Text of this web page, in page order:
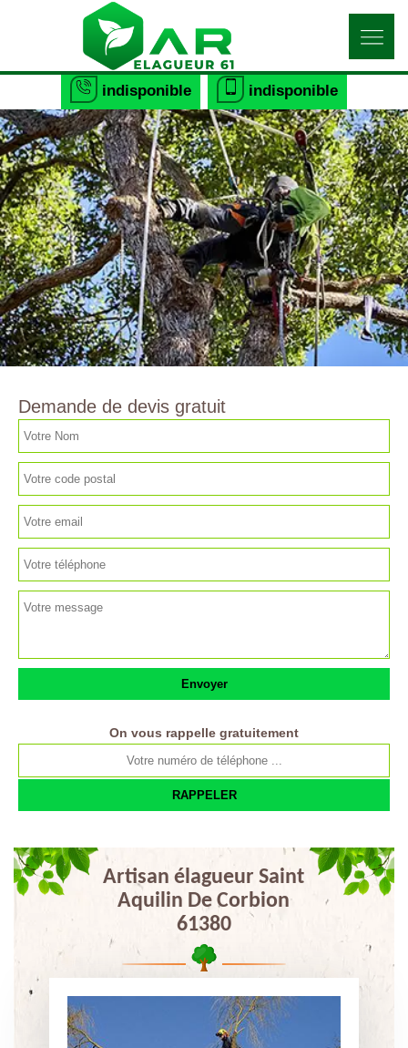
indisponible indisponible
Demande de devis gratuit
On vous rappelle gratuitement
Artisan élagueur Saint
Aquilin De Corbion
61380